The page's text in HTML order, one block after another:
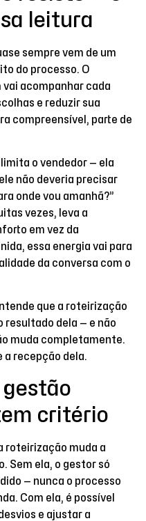
leitura
sempre vem de um
do processo. O
acompanhar cada
e reduzir sua
compreensível, parte de
o vendedor — ela
não deveria precisar
onde vou amanhã?”
vezes, leva a
em vez da
essa energia vai para
da conversa com o
que a roteirização
resultado dela — e não
muda completamente.
a recepção dela.
gestão
critério
roteirização muda a
Sem ela, o gestor só
— nunca o processo
Com ela, é possível
e ajustar a